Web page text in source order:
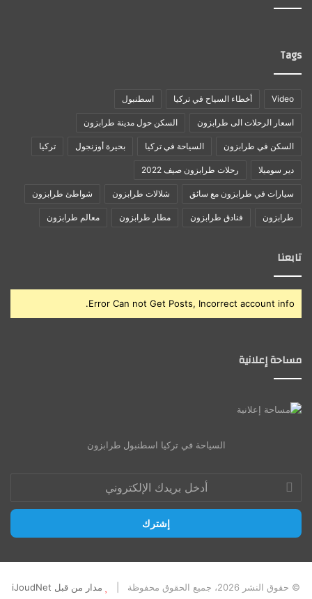
Tags
Video أخطاء السياح في تركيا اسطنبول
اسعار الرحلات الى طرابزون السكن حول مدينة طرابزون
السكن في طرابزون السياحة في تركيا بحيرة أوزنجول تركيا
دير سوميلا رحلات طرابزون صيف 2022
سيارات في طرابزون مع سائق شلالات طرابزون شواطئ طرابزون
طرابزون فنادق طرابزون مطار طرابزون معالم طرابزون
تابعنا
Error Can not Get Posts, Incorrect account info.
مساحة إعلانية
السياحة في تركيا اسطنبول طرابزون
بريدك
الإلكتروني
© حقوق النشر 2026، جميع الحقوق محفوظة | مدار من قبل iJoudNet